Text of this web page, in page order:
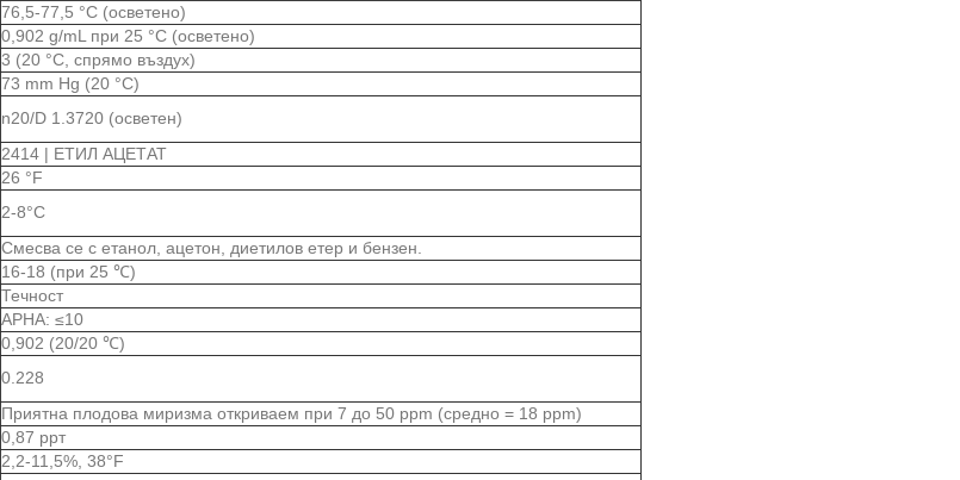
76,5-77,5 °C (осветено)
0,902 g/mL при 25 °C (осветено)
3 (20 °C, спрямо въздух)
73 mm Hg (20 °C)
n20/D 1.3720 (осветен)
2414 | ЕТИЛ АЦЕТАТ
26 °F
2-8°C
Смесва се с етанол, ацетон, диетилов етер и бензен.
16-18 (при 25 ℃)
Течност
APHA: ≤10
0,902 (20/20 ℃)
0.228
Приятна плодова миризма откриваем при 7 до 50 ppm (средно = 18 ppm)
0,87 ррт
2,2-11,5%, 38°F